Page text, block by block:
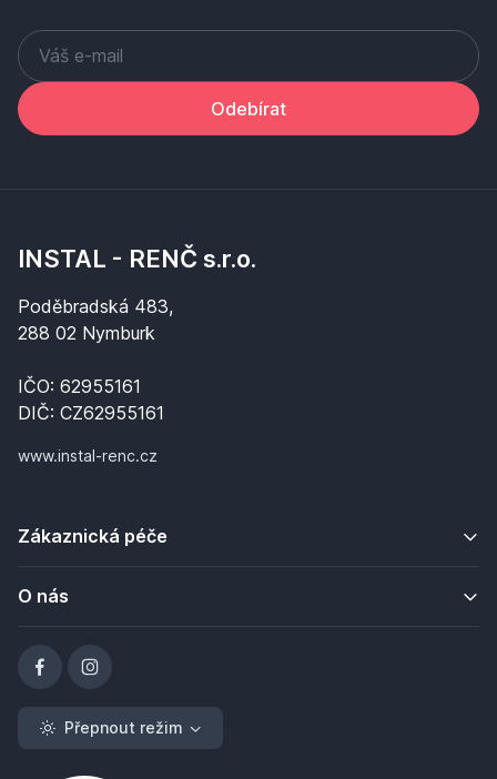
Odebírat
INSTAL - RENČ s.r.o.
Poděbradská 483,
288 02 Nymburk
IČO: 62955161
DIČ: CZ62955161
www.instal-renc.cz
Zákaznická péče
O nás
Přepnout režim